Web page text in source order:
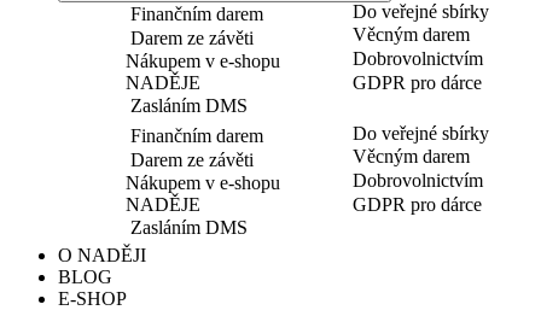
Finančním darem
Darem ze závěti
Nákupem v e-shopu
NADĚJE
Zasláním DMS
Do veřejné sbírky
Věcným darem
Dobrovolnictvím
GDPR pro dárce
Finančním darem
Darem ze závěti
Nákupem v e-shopu
NADĚJE
Zasláním DMS
Do veřejné sbírky
Věcným darem
Dobrovolnictvím
GDPR pro dárce
O NADĚJI
BLOG
E-SHOP